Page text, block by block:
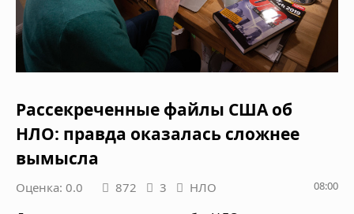
Рассекреченные файлы США об
НЛО: правда оказалась сложнее
вымысла
Оценка: 0.0 872 3 НЛО 08:00